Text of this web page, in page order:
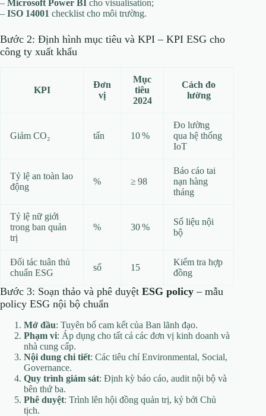
– Microsoft Power BI cho visualisation;
– ISO 14001 checklist cho môi trường.
Bước 2: Định hình mục tiêu và KPI – KPI ESG cho
công ty xuất khẩu
KPI
Đơn
vị
Mục
tiêu
2024
Cách đo
lường
Giảm CO₂ tấn 10 %
Đo lường
qua hệ thống
IoT
Tỷ lệ an toàn lao
động
% ≥ 98
Báo cáo tai
nạn hàng
tháng
Tỷ lệ nữ giới
trong ban quản
trị
% 30 %
Số liệu nội
bộ
Đối tác tuân thủ
chuẩn ESG
số 15
Kiểm tra hợp
đồng
Bước 3: Soạn thảo và phê duyệt ESG policy – mẫu
policy ESG nội bộ chuẩn
Mở đầu: Tuyên bố cam kết của Ban lãnh đạo.
Phạm vi: Áp dụng cho tất cả các đơn vị kinh doanh và
nhà cung cấp.
Nội dung chi tiết: Các tiêu chí Environmental, Social,
Governance.
Quy trình giám sát: Định kỳ báo cáo, audit nội bộ và
bên thứ ba.
Phê duyệt: Trình lên hội đồng quản trị, ký bởi Chủ
tịch.